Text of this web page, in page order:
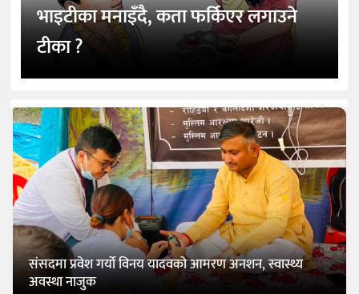
भाइटीका मनाइँदै, कता फर्किएर लगाउने
टीका ?
संसदमा प्रवेश गर्यो विनय यादवको आमरण अनशन, स्वास्थ्य
अवस्था नाजुक